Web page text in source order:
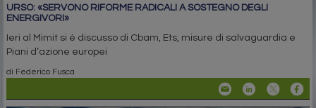
URSO: «SERVONO RIFORME RADICALI A SOSTEGNO DEGLI
ENERGIVORI»
Ieri al Mimit si è discusso di Cbam, Ets, misure di salvaguardia e
Piani d’azione europei
di Federico Fusca